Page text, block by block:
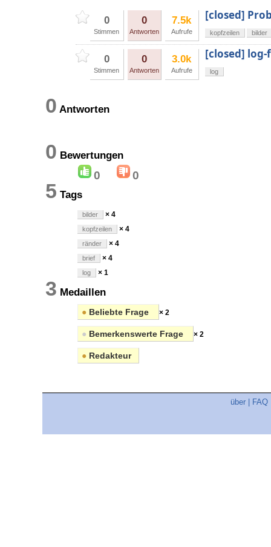
0
Stimmen
0
Antworten
7.5k
Aufrufe
[closed]
kopfzeilen bilder
0
Stimmen
0
Antworten
3.0k
Aufrufe
[closed]
log
0 Antworten
0 Bewertungen
0 0
5 Tags
bilder × 4
kopfzeilen × 4
ränder × 4
brief × 4
log × 1
3 Medaillen
● Beliebte Frage × 2
● Bemerkenswerte Frage × 2
● Redakteur
über FAQ